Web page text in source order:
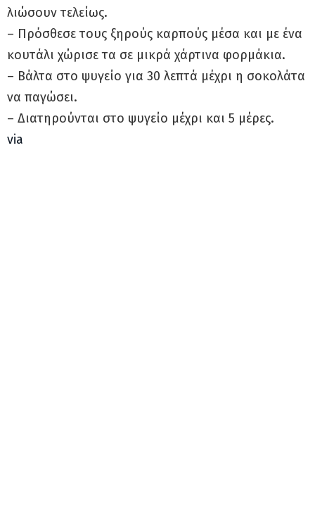
λιώσουν τελείως.
– Πρόσθεσε τους ξηρούς καρπούς μέσα και με ένα
κουτάλι χώρισε τα σε μικρά χάρτινα φορμάκια.
– Βάλτα στο ψυγείο για 30 λεπτά μέχρι η σοκολάτα
να παγώσει.
– Διατηρούνται στο ψυγείο μέχρι και 5 μέρες.
via